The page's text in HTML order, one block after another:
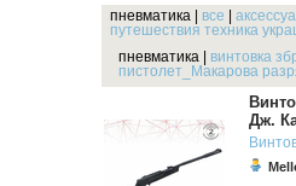
пневматика все
путешествия техника
пневматика
винтовка
пистолет_Макарова
Дж.